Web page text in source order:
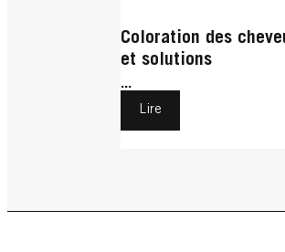
Coloration des
et solutions
...
Lire